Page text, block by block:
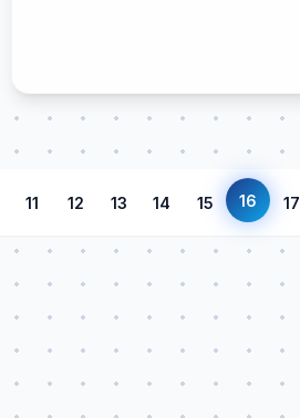
11 12 13 14 15 16 17